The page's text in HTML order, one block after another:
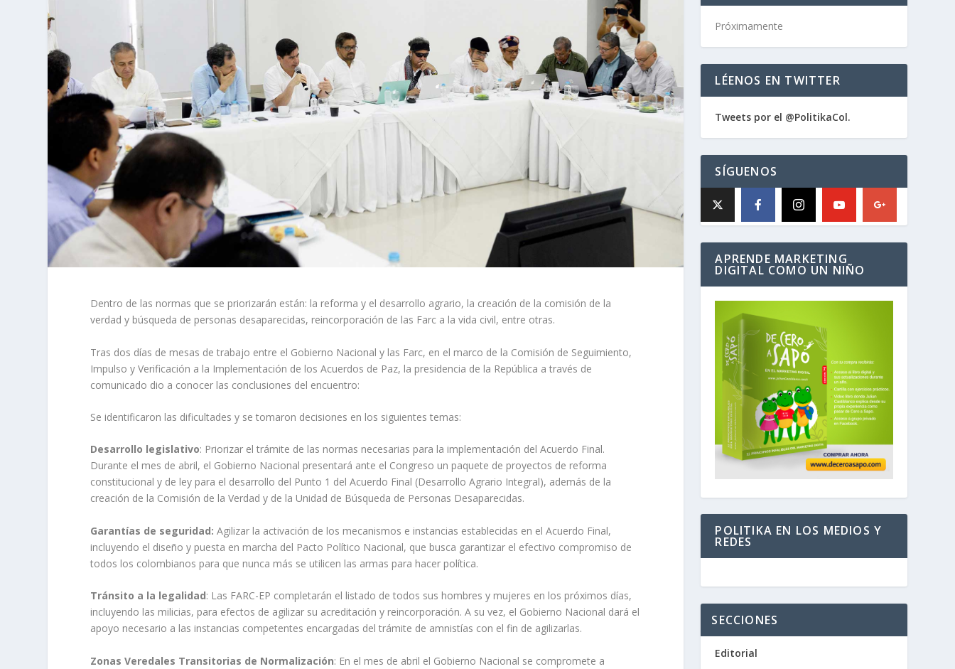
Dentro de las normas que se priorizarán están: la reforma y el desarrollo agrario, la creación de la comisión de la
verdad y búsqueda de personas desaparecidas, reincorporación de las Farc a la vida civil, entre otras.
Tras dos días de mesas de trabajo entre el Gobierno Nacional y las Farc, en el marco de la Comisión de Seguimiento,
Impulso y Verificación a la Implementación de los Acuerdos de Paz, la presidencia de la República a través de
comunicado dio a conocer las conclusiones del encuentro:
Se identificaron las dificultades y se tomaron decisiones en los siguientes temas:
Desarrollo legislativo: Priorizar el trámite de las normas necesarias para la implementación del Acuerdo Final.
Durante el mes de abril, el Gobierno Nacional presentará ante el Congreso un paquete de proyectos de reforma
constitucional y de ley para el desarrollo del Punto 1 del Acuerdo Final (Desarrollo Agrario Integral), además de la
creación de la Comisión de la Verdad y de la Unidad de Búsqueda de Personas Desaparecidas.
Garantías de seguridad: Agilizar la activación de los mecanismos e instancias establecidas en el Acuerdo Final,
incluyendo el diseño y puesta en marcha del Pacto Político Nacional, que busca garantizar el efectivo compromiso de
todos los colombianos para que nunca más se utilicen las armas para hacer política.
Tránsito a la legalidad: Las FARC-EP completarán el listado de todos sus hombres y mujeres en los próximos días,
incluyendo las milicias, para efectos de agilizar su acreditación y reincorporación. A su vez, el Gobierno Nacional dará el
apoyo necesario a las instancias competentes encargadas del trámite de amnistías con el fin de agilizarlas.
Zonas Veredales Transitorias de Normalización: En el mes de abril el Gobierno Nacional se compromete a
Próximamente
LÉENOS EN TWITTER
Tweets por el @PolitikaCol.
SÍGUENOS
APRENDE MARKETING
DIGITAL COMO UN NIÑO
POLITIKA EN LOS MEDIOS Y
REDES
SECCIONES
Editorial